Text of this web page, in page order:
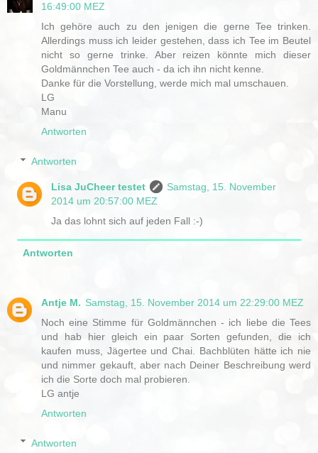
16:49:00 MEZ
Ich gehöre auch zu den jenigen die gerne Tee trinken.
Allerdings muss ich leider gestehen, dass ich Tee im Beutel
nicht so gerne trinke. Aber reizen könnte mich dieser
Goldmännchen Tee auch - da ich ihn nicht kenne.
Danke für die Vorstellung, werde mich mal umschauen.
LG
Manu
Antworten
Antworten
Lisa JuCheer testet
Samstag, 15. November
2014 um 20:57:00 MEZ
Ja das lohnt sich auf jeden Fall :-)
Antworten
Antje M. Samstag, 15. November 2014 um 22:29:00 MEZ
Noch eine Stimme für Goldmännchen - ich liebe die Tees
und hab hier gleich ein paar Sorten gefunden, die ich
kaufen muss, Jägertee und Chai. Bachblüten hätte ich nie
und nimmer gekauft, aber nach Deiner Beschreibung werd
ich die Sorte doch mal probieren.
LG antje
Antworten
Antworten